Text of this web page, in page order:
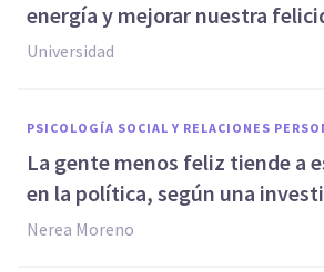
energía y mejorar nuestra
Universidad
PSICOLOGÍA SOCIAL Y RELACIONES
La gente menos feliz tiende a
en la política, según una
Nerea Moreno